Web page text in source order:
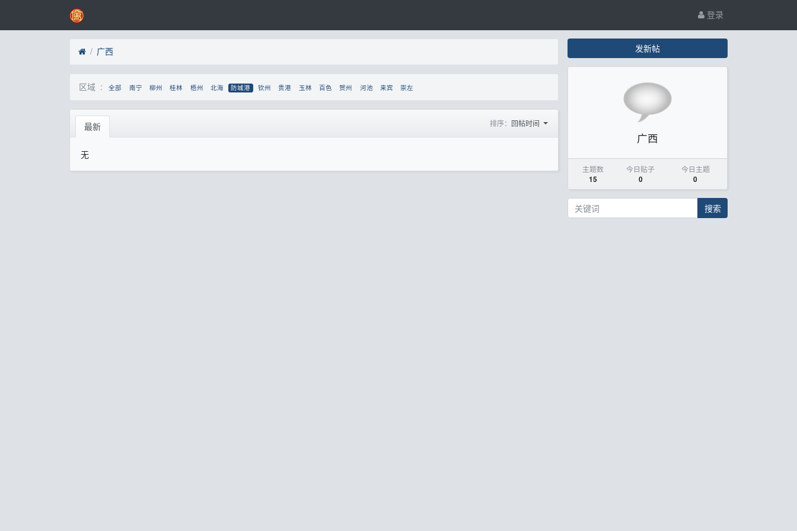
登录
广西
区域 : 全部 南宁 柳州 桂林 梧州 北海 防城港 钦州 贵港 玉林 百色 贺州 河池 来宾 崇左
最新 排序： 回帖时间
无
发新帖
广西
主题数
15
今日贴子
0
今日主题
0
搜索